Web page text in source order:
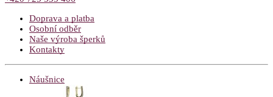
Doprava a platba
Osobní odběr
Naše výroba šperků
Kontakty
Náušnice